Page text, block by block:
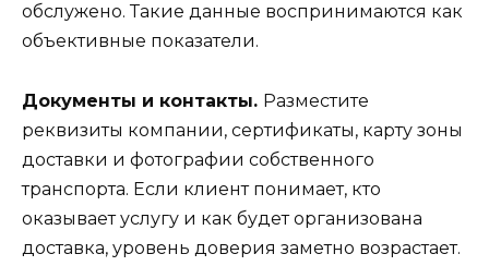
обслужено. Такие данные воспринимаются как
объективные показатели.
Документы и контакты. Разместите
реквизиты компании, сертификаты, карту зоны
доставки и фотографии собственного
транспорта. Если клиент понимает, кто
оказывает услугу и как будет организована
доставка, уровень доверия заметно возрастает.